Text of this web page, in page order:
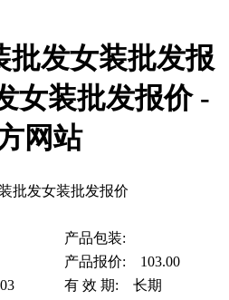
发女装批发报
女装批发报价 -
网站
批发女装批发报价
产品包装:
产品报价: 103.00
有 效 期: 长期